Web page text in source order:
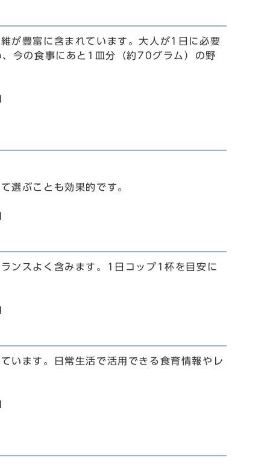
が豊富に含まれています。大人が1日に必要
今の食事にあと1皿分（約70グラム）の野
選ぶことも効果的です。
ンスよく含みます。1日コップ1杯を目安に
います。日常生活で活用できる食育情報やレ